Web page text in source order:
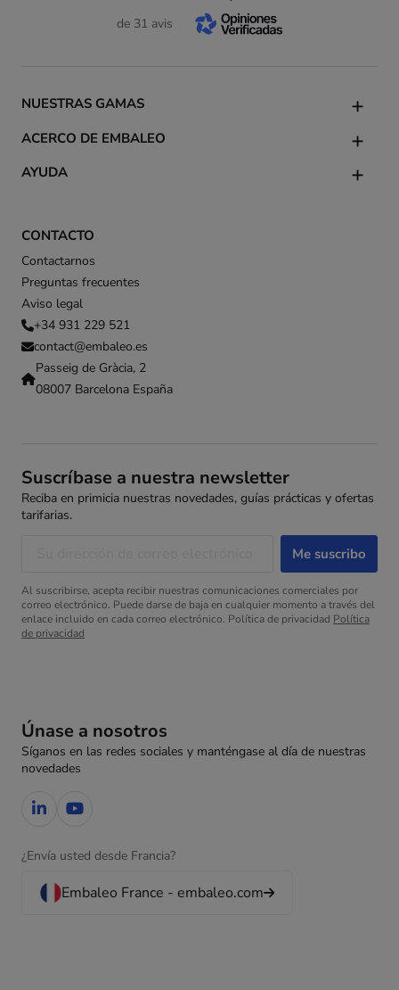
CONTACTO
Contactarnos
Preguntas frecuentes
Aviso legal
+34 931 229 521
contact@embaleo.es
Passeig de Gràcia, 2
08007 Barcelona España
NUESTRAS GAMAS
ACERCO DE EMBALEO
AYUDA
de 31 avis
Únase a nosotros
Síganos en las redes sociales y manténgase al día de nuestras
novedades
¿Envía usted desde Francia?
Embaleo France - embaleo.com
Suscríbase a nuestra newsletter
Reciba en primicia nuestras novedades, guías prácticas y ofertas
tarifarias.
Al suscribirse, acepta recibir nuestras comunicaciones comerciales por
correo electrónico. Puede darse de baja en cualquier momento a través del
enlace incluido en cada correo electrónico. Política de privacidad Política
de privacidad